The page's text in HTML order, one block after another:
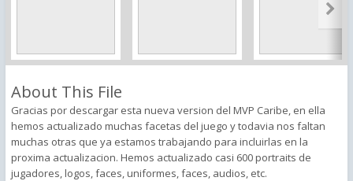
About This File
Gracias por descargar esta nueva version del MVP Caribe, en ella
hemos actualizado muchas facetas del juego y todavia nos faltan
muchas otras que ya estamos trabajando para incluirlas en la
proxima actualizacion. Hemos actualizado casi 600 portraits de
jugadores, logos, faces, uniformes, faces, audios, etc.